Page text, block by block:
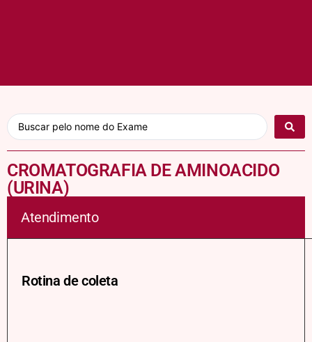
CROMATOGRAFIA DE AMINOACIDO
(URINA)
Atendimento
Rotina de coleta